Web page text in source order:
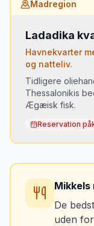
Bougatsa
•Koulouri
sælgere)
•Meze med
Madregion
Ladadika
Havnekvarter
og natteliv.
Tidligere
Thessalonikis
Ægæisk fisk.
Reservation
•
feta)
Grillet
Lokal
Mikkels
De
uden